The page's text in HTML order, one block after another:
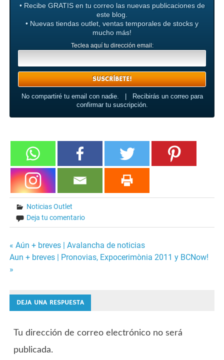
• Recibe GRATIS en tu correo las nuevas publicaciones de
este blog.
• Nuevas tiendas outlet, ventas temporales de stocks y
mucho más!
Teclea aquí tu dirección email:
No compartiré tu email con nadie. | Recibirás un correo para
confirmar tu suscripción.
Noticias Outlet
Deja tu comentario
Navegación
entradas
« Aún + breves | Avalancha de noticias
Aun + breves | Pronovias, Expocerimònia 2011 y BCNow!
»
DEJA UNA RESPUESTA
Tu dirección de correo electrónico no será
publicada.